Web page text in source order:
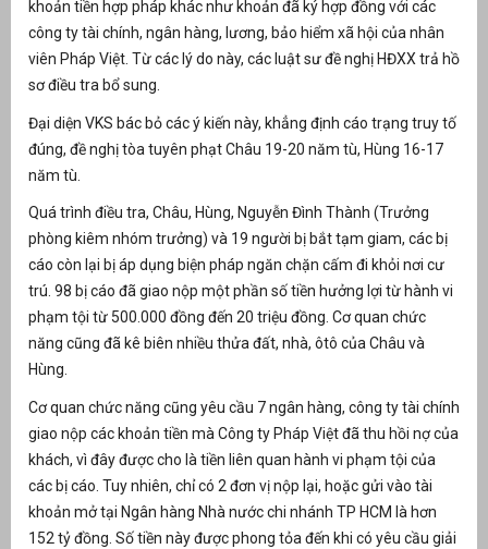
khoản tiền hợp pháp khác như khoản đã ký hợp đồng với các
công ty tài chính, ngân hàng, lương, bảo hiểm xã hội của nhân
viên Pháp Việt. Từ các lý do này, các luật sư đề nghị HĐXX trả hồ
sơ điều tra bổ sung.
Đại diện VKS bác bỏ các ý kiến này, khẳng định cáo trạng truy tố
đúng, đề nghị tòa tuyên phạt Châu 19-20 năm tù, Hùng 16-17
năm tù.
Quá trình điều tra, Châu, Hùng, Nguyễn Đình Thành (Trưởng
phòng kiêm nhóm trưởng) và 19 người bị bắt tạm giam, các bị
cáo còn lại bị áp dụng biện pháp ngăn chặn cấm đi khỏi nơi cư
trú. 98 bị cáo đã giao nộp một phần số tiền hưởng lợi từ hành vi
phạm tội từ 500.000 đồng đến 20 triệu đồng. Cơ quan chức
năng cũng đã kê biên nhiều thửa đất, nhà, ôtô của Châu và
Hùng.
Cơ quan chức năng cũng yêu cầu 7 ngân hàng, công ty tài chính
giao nộp các khoản tiền mà Công ty Pháp Việt đã thu hồi nợ của
khách, vì đây được cho là tiền liên quan hành vi phạm tội của
các bị cáo. Tuy nhiên, chỉ có 2 đơn vị nộp lại, hoặc gửi vào tài
khoản mở tại Ngân hàng Nhà nước chi nhánh TP HCM là hơn
152 tỷ đồng. Số tiền này được phong tỏa đến khi có yêu cầu giải